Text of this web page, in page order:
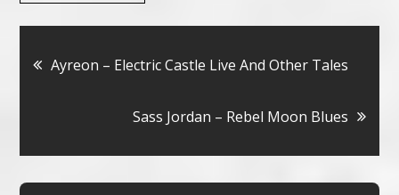
Bericht
navigatie
Ayreon – Electric Castle Live And Other Tales
Sass Jordan – Rebel Moon Blues